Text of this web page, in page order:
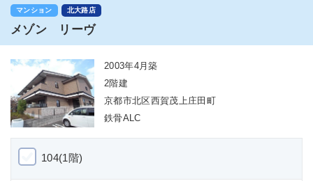
マンション 北大路店
メゾン リーヴ
2003年4月築
2階建
京都市北区西賀茂上庄田町
鉄骨ALC
104(1階)